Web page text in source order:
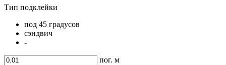
Тип подклейки
под 45 градусов
сэндвич
-
пог. м